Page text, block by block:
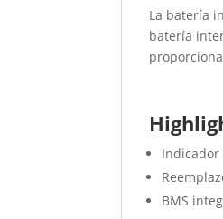
La batería
batería
BMS